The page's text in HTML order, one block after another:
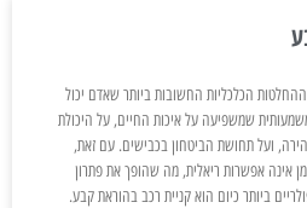
הכלכליות החשובות ביותר שאדם יכול
שמשפיעה על איכות החיים, על היכולת
ועל תחושת הביטחון בכבישים. עם זאת,
אינה אפשרות ריאלית, מה שהופך את פתרון
ביותר כיום הוא קניית רכב בהוראת קבע.